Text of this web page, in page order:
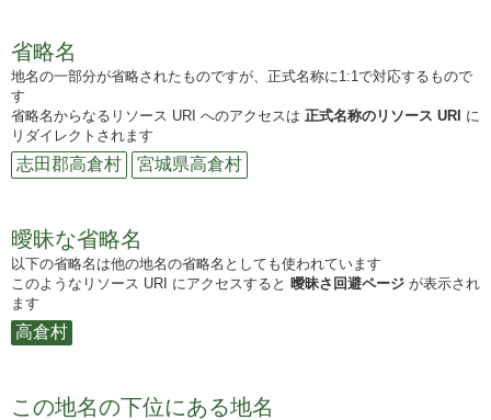
省略名
地名の一部分が省略されたものですが、正式名称に1:1で対応するもので
す
省略名からなるリソース URI へのアクセスは 正式名称のリソース URI に
リダイレクトされます
志田郡高倉村 宮城県高倉村
曖昧な省略名
以下の省略名は他の地名の省略名としても使われています
このようなリソース URI にアクセスすると 曖昧さ回避ページ が表示され
ます
高倉村
この地名の下位にある地名